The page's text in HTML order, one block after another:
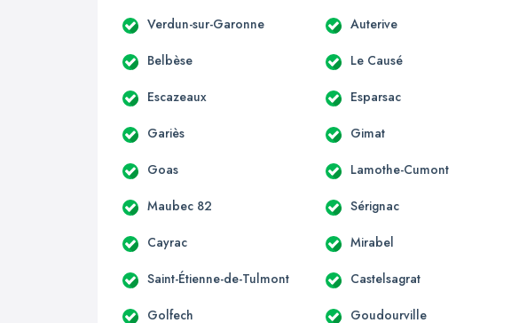
Verdun-sur-Garonne Auterive
Belbèse Le Causé
Escazeaux Esparsac
Gariès Gimat
Goas Lamothe-Cumont
Maubec 82 Sérignac
Cayrac Mirabel
Saint-Étienne-de-Tulmont Castelsagrat
Golfech Goudourville